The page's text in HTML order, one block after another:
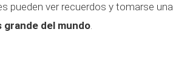
pueden ver recuerdos y tomarse una
grande del mundo.